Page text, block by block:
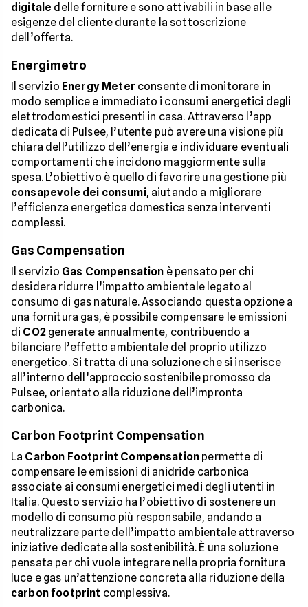
digitale delle forniture e sono attivabili in base alle
esigenze del cliente durante la sottoscrizione
dell’offerta.
Energimetro
Il servizio Energy Meter consente di monitorare in
modo semplice e immediato i consumi energetici degli
elettrodomestici presenti in casa. Attraverso l’app
dedicata di Pulsee, l’utente può avere una visione più
chiara dell’utilizzo dell’energia e individuare eventuali
comportamenti che incidono maggiormente sulla
spesa. L’obiettivo è quello di favorire una gestione più
consapevole dei consumi, aiutando a migliorare
l’efficienza energetica domestica senza interventi
complessi.
Gas Compensation
Il servizio Gas Compensation è pensato per chi
desidera ridurre l’impatto ambientale legato al
consumo di gas naturale. Associando questa opzione a
una fornitura gas, è possibile compensare le emissioni
di CO2generate annualmente, contribuendo a
bilanciare l’effetto ambientale del proprio utilizzo
energetico. Si tratta di una soluzione che si inserisce
all’interno dell’approccio sostenibile promosso da
Pulsee, orientato alla riduzione dell’impronta
carbonica.
Carbon Footprint Compensation
La Carbon Footprint Compensation permette di
compensare le emissioni di anidride carbonica
associate ai consumi energetici medi degli utenti in
Italia. Questo servizio ha l’obiettivo di sostenere un
modello di consumo più responsabile, andando a
neutralizzare parte dell’impatto ambientale attraverso
iniziative dedicate alla sostenibilità. È una soluzione
pensata per chi vuole integrare nella propria fornitura
luce e gas un’attenzione concreta alla riduzione della
carbon footprint complessiva.